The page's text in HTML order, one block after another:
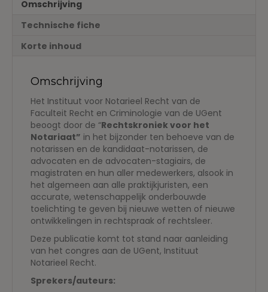
Omschrijving
Technische fiche
Korte inhoud
Omschrijving
Het Instituut voor Notarieel Recht van de
Faculteit Recht en Criminologie van de UGent
beoogt door de “Rechtskroniek voor het
Notariaat” in het bijzonder ten behoeve van de
notarissen en de kandidaat-notarissen, de
advocaten en de advocaten-stagiairs, de
magistraten en hun aller medewerkers, alsook in
het algemeen aan alle praktijkjuristen, een
accurate, wetenschappelijk onderbouwde
toelichting te geven bij nieuwe wetten of nieuwe
ontwikkelingen in rechtspraak of rechtsleer.
Deze publicatie komt tot stand naar aanleiding
van het congres aan de UGent, Instituut
Notarieel Recht.
Sprekers/auteurs: